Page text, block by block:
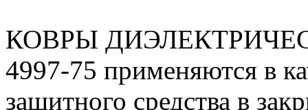
КОВРЫ
4997-75 применяются в
защитного средства в